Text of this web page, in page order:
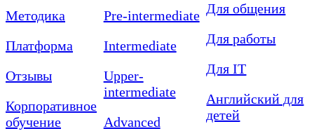
Методика
Платформа
Отзывы
Корпоративное
обучение
Pre-intermediate
Intermediate
Upper-
intermediate
Advanced
Для общения
Для работы
Для IT
Английский для
детей